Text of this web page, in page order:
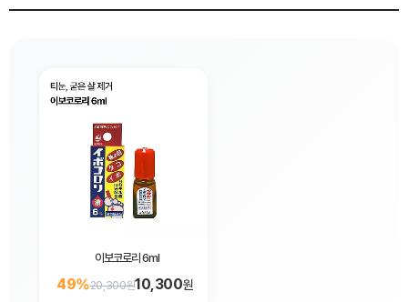
이보코로리 6ml
49%20,300원10,300원